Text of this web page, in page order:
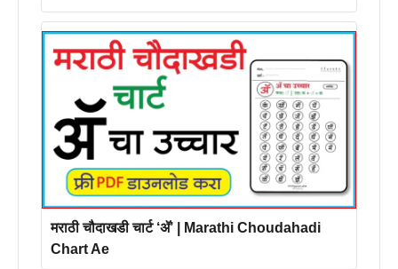
मराठी चौदाखडी चार्ट ‘ॲ’ | Marathi Choudahadi
Chart Ae